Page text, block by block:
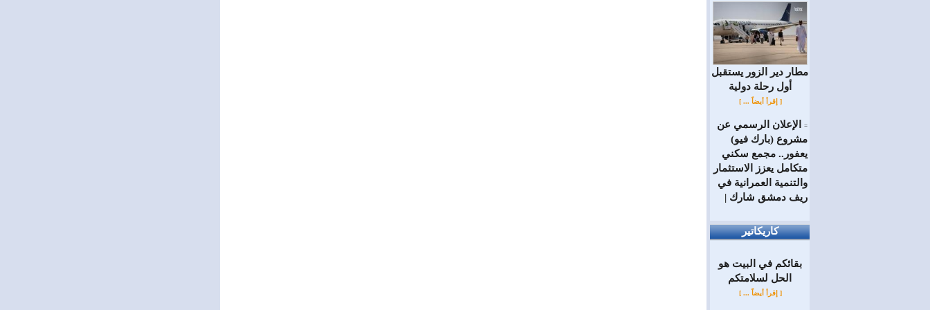
مطار دير الزور يستقبل
أول رحلة دولية
[ إقرأ أيضاً ... ]
=
الإعلان الرسمي عن
مشروع (بارك فيو)
يعفور.. مجمع سكني
متكامل يعزز الاستثمار
والتنمية العمرانية في
ريف دمشق شارك |
كاريكاتير
بقائكم في البيت هو
الحل لسلامتكم
[ إقرأ أيضاً ... ]